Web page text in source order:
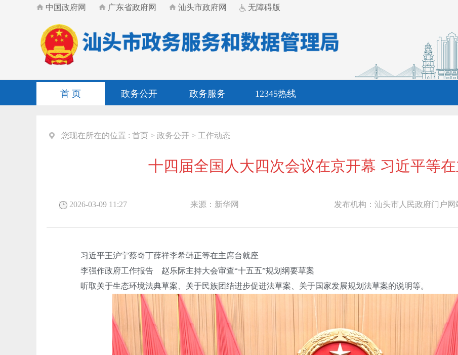
中国政府网 广东省政府网 汕头市政府网 无障碍版
首 页 政务公开 政务服务 12345热线
您现在所在的位置 : 首页 > 政务公开 > 工作动态
十四届全国人大四次会议在京开幕 习近平等
2026-03-09 11:27 来源： 新华网 发布机构：汕头市人民政府门户网
习近平王沪宁蔡奇丁薛祥李希韩正等在主席台就座
李强作政府工作报告 赵乐际主持大会审查“十五五”规划纲要草案
听取关于生态环境法典草案、关于民族团结进步促进法草案、关于国家发展规划法草案的说明等。